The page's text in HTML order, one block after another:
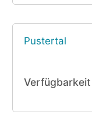
Pustertal
Verfügbarkeit